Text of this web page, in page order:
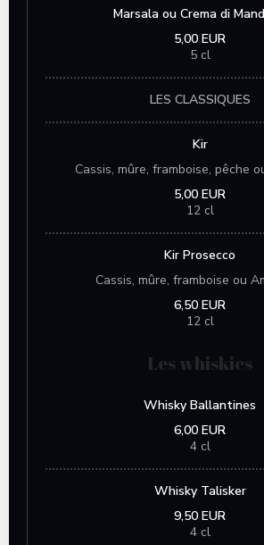
Marsala ou Crema di
5,00 EUR
5 cl
LES CLASSIQUES
Kir
Cassis, mûre, framboise, pêche
5,00 EUR
12 cl
Kir Prosecco
Cassis, mûre, framboise ou
6,50 EUR
12 cl
Les whiskies
Whisky Ballantines
6,00 EUR
4 cl
Whisky Talisker
9,50 EUR
4 cl